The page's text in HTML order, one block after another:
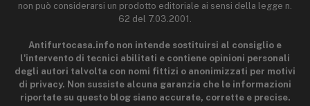
non può considerarsi un prodotto editoriale ai sensi della legge n.
62 del 7.03.2001.
Antifurtocasa.info non intende sostituirsi al consiglio e
l'intervento di tecnici abilitati e contiene opinioni personali
degli autori talvolta con nomi fittizi o anonimizzati per motivi
di privacy. Non sussiste alcuna garanzia che le informazioni
riportate su questo blog siano accurate, corrette e precise.